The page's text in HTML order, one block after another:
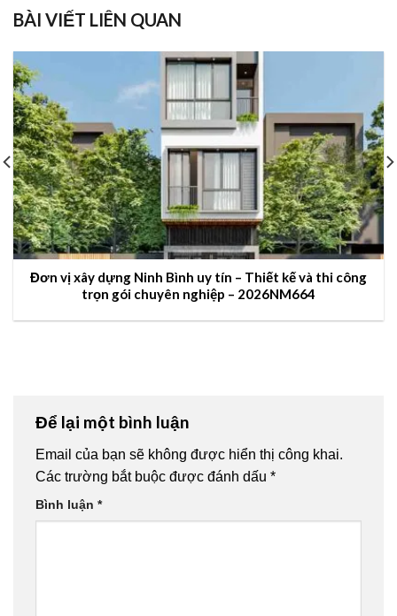
BÀI VIẾT LIÊN QUAN
Đơn vị xây dựng Ninh Bình uy tín – Thiết kế và thi công
trọn gói chuyên nghiệp – 2026NM664
Để lại một bình luận
Email của bạn sẽ không được hiển thị công khai.
Các trường bắt buộc được đánh dấu *
Bình luận *